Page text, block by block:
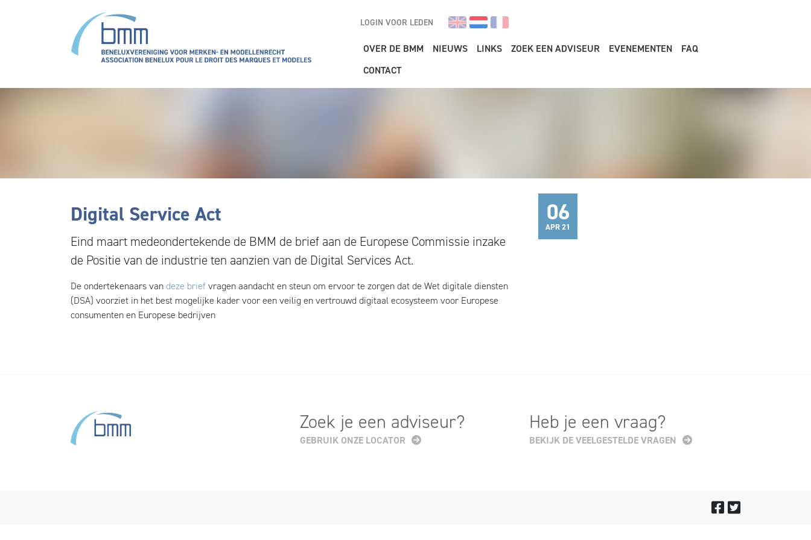
LOGIN VOOR LEDEN
Main navigation
OVER DE BMM NIEUWS LINKS ZOEK EEN ADVISEUR EVENEMENTEN
FAQ
CONTACT
Digital Service Act
Eind maart medeondertekende de BMM de brief aan de Europese Commissie inzake
de Positie van de industrie ten aanzien van de Digital Services Act.
De ondertekenaars vandeze brief vragen aandacht en steun om ervoor te zorgen dat de Wet digitale diensten
(DSA) voorziet in het best mogelijke kader voor een veilig en vertrouwd digitaal ecosysteem voor Europese
consumenten en Europese bedrijven
06
APR 21
Zoek je een adviseur?
GEBRUIK ONZE LOCATOR
Heb je een vraag?
BEKIJK DE VEELGESTELDE VRAGEN